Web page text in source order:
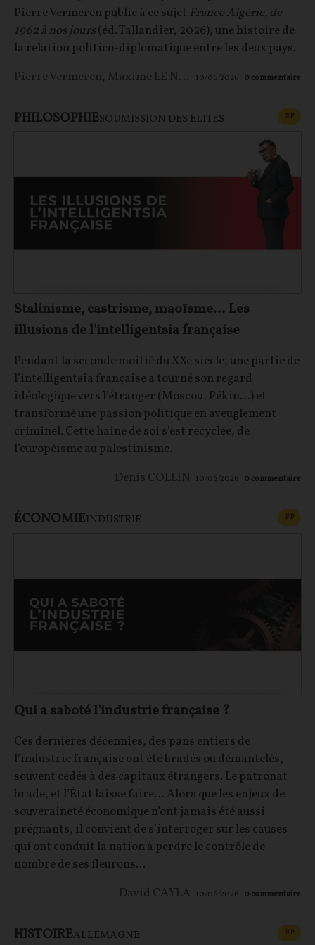
Pierre Vermeren publie à ce sujet France Algérie, de
1962 à nos jours(éd. Tallandier, 2026), une histoire de
la relation politico-diplomatique entre les deux pays.
Pierre Vermeren, Maxime LE NAGARD 10/06/2026 0 commentaire
PHILOSOPHIESOUMISSION DES ÉLITES FP
Stalinisme, castrisme, maoïsme… Les
illusions de l'intelligentsia française
Pendant la seconde moitié du XXe siècle, une partie de
l’intelligentsia française a tourné son regard
idéologique vers l’étranger (Moscou, Pékin…) et
transformé une passion politique en aveuglement
criminel. Cette haine de soi s’est recyclée, de
l’européisme au palestinisme.
Denis COLLIN 10/06/2026 0 commentaire
ÉCONOMIEINDUSTRIE FP
Qui a saboté l'industrie française ?
Ces dernières décennies, des pans entiers de
l’industrie française ont été bradés ou démantelés,
souvent cédés à des capitaux étrangers. Le patronat
brade, et l’État laisse faire… Alors que les enjeux de
souveraineté économique n’ont jamais été aussi
prégnants, il convient de s’interroger sur les causes
qui ont conduit la nation à perdre le contrôle de
nombre de ses fleurons...
David CAYLA 10/06/2026 0 commentaire
HISTOIREALLEMAGNE FP